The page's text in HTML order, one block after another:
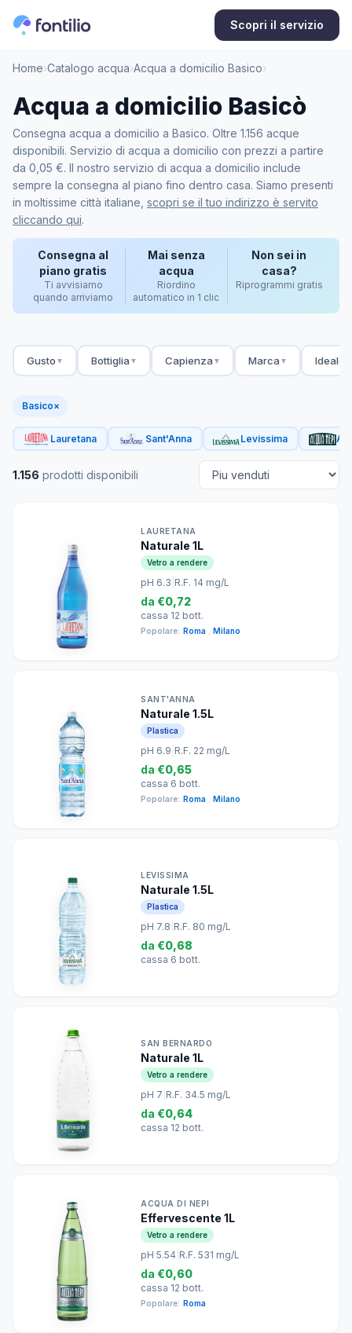
Scopri il servizio
Home›Catalogo acqua›Acqua a domicilio Basico›
Acqua a domicilio Basicò
Consegna acqua a domicilio a Basico. Oltre 1.156 acque
disponibili. Servizio di acqua a domicilio con prezzi a partire
da 0,05 €. Il nostro servizio di acqua a domicilio include
sempre la consegna al piano fino dentro casa. Siamo presenti
in moltissime città italiane, scopri se il tuo indirizzo è servito
cliccando qui.
Consegna al
piano gratis
Ti avvisiamo
quando arriviamo
Mai senza
acqua
Riordino
automatico in 1 clic
Non sei in
casa?
Riprogrammi gratis
Gusto ▼ Bottiglia ▼ Capienza ▼ Marca ▼ Ideale
Basico×
Lauretana Sant'Anna Levissima
1.156 prodotti disponibili
LAURETANA
Naturale 1L
Vetro a rendere
pH 6.3 R.F. 14 mg/L
da €0,72
cassa 12 bott.
Popolare: Roma Milano
SANT'ANNA
Naturale 1.5L
Plastica
pH 6.9 R.F. 22 mg/L
da €0,65
cassa 6 bott.
Popolare: Roma Milano
LEVISSIMA
Naturale 1.5L
Plastica
pH 7.8 R.F. 80 mg/L
da €0,68
cassa 6 bott.
SAN BERNARDO
Naturale 1L
Vetro a rendere
pH 7 R.F. 34.5 mg/L
da €0,64
cassa 12 bott.
ACQUA DI NEPI
Effervescente 1L
Vetro a rendere
pH 5.54 R.F. 531 mg/L
da €0,60
cassa 12 bott.
Popolare: Roma